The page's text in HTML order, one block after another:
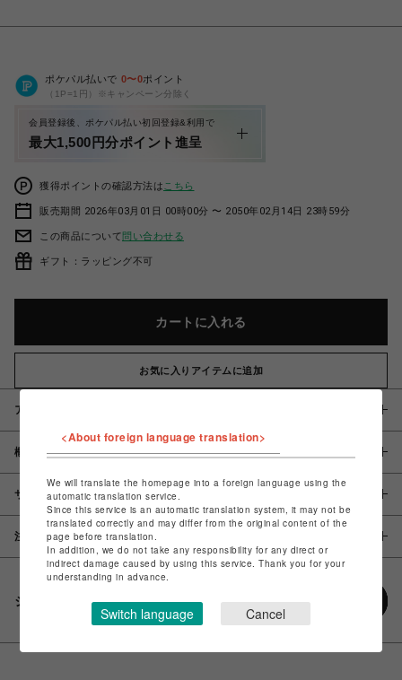
ポケパル払いで 0〜0ポイント
（1P=1円）※キャンペーン分除く
会員登録後、ポケパル払い初回登録&利用で
最大1,500円分ポイント進呈
獲得ポイントの確認方法は こちら
販売期間 2026年03月01日 00時00分 〜 2050年02月14日 23時59分
この商品について問い合わせる
ギフト：ラッピング不可
カートに入れる
お気に入りアイテムに追加
アイテム説明 / 素材
概要
サイズ
注意事項
シェアする
<About foreign language translation>
We will translate the homepage into a foreign language using the
automatic translation service.
Since this service is an automatic translation system, it may not be
translated correctly and may differ from the original content of the
page before translation.
In addition, we do not take any responsibility for any direct or
indirect damage caused by using this service. Thank you for your
understanding in advance.
Switch language Cancel